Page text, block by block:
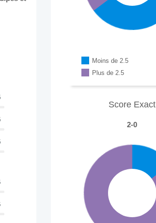
Moins de 2.5
Plus de 2.5
Score Exact
2-0